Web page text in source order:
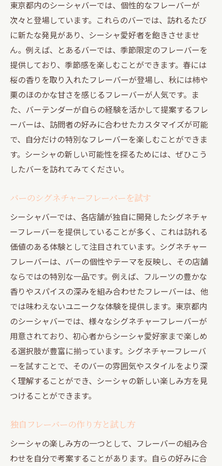
東京都内のシーシャバーでは、個性的なフレーバーが
次々と登場しています。これらのバーでは、訪れるたび
に新たな発見があり、シーシャ愛好者を飽きさせませ
ん。例えば、とあるバーでは、季節限定のフレーバーを
提供しており、季節感を楽しむことができます。春には
桜の香りを取り入れたフレーバーが登場し、秋には柿や
栗のほのかな甘さを感じるフレーバーが人気です。ま
た、バーテンダーが自らの経験を活かして提案するフレ
ーバーは、訪問者の好みに合わせたカスタマイズが可能
で、自分だけの特別なフレーバーを楽しむことができま
す。シーシャの新しい可能性を探るためには、ぜひこう
したバーを訪れてみてください。
バーのシグネチャーフレーバーを試す
シーシャバーでは、各店舗が独自に開発したシグネチャ
ーフレーバーを提供していることが多く、これは訪れる
価値のある体験として注目されています。シグネチャー
フレーバーは、バーの個性やテーマを反映し、その店舗
ならではの特別な一品です。例えば、フルーツの豊かな
香りやスパイスの深みを組み合わせたフレーバーは、他
では味わえないユニークな体験を提供します。東京都内
のシーシャバーでは、様々なシグネチャーフレーバーが
用意されており、初心者からシーシャ愛好家まで楽しめ
る選択肢が豊富に揃っています。シグネチャーフレーバ
ーを試すことで、そのバーの雰囲気やスタイルをより深
く理解することができ、シーシャの新しい楽しみ方を見
つけることができます。
独自フレーバーの作り方と試し方
シーシャの楽しみ方の一つとして、フレーバーの組み合
わせを自分で考案することがあります。自らの好みに合